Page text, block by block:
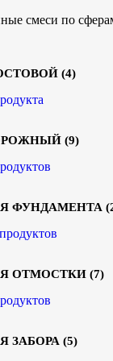
смеси по
(4)
(9)
ФУНДАМЕНТА
ОТМОСТКИ (7)
ЗАБОРА (5)